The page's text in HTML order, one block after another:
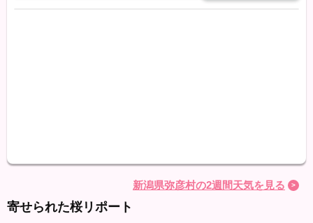
新潟県弥彦村の2週間天気を見る
寄せられた桜リポート